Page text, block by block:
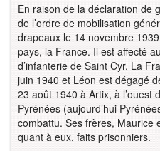
En raison de la déclaration de
de l’ordre de mobilisation
drapeaux le 14 novembre
pays, la France. Il est affecté
d’infanterie de Saint Cyr. La
juin 1940 et Léon est dégagé
23 août 1940 à Artix, à l’ouest
Pyrénées (aujourd’hui
combattu. Ses frères, Maurice
quant à eux, faits prisonniers.